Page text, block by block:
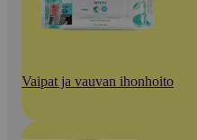
Vaipat ja vauvan ihonhoito